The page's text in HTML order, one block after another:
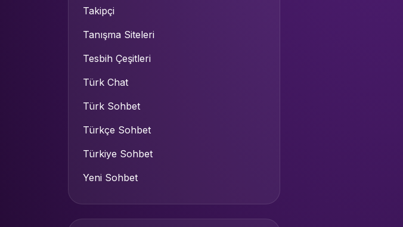
Takipçi
Tanışma Siteleri
Tesbih Çeşitleri
Türk Chat
Türk Sohbet
Türkçe Sohbet
Türkiye Sohbet
Yeni Sohbet